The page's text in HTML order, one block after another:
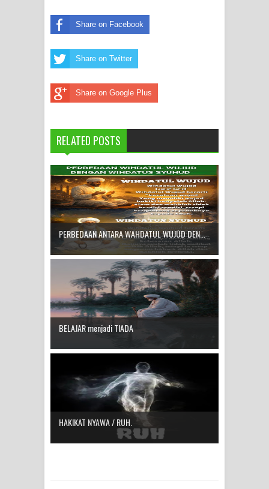
Share on Facebook
Share on Twitter
Share on Google Plus
RELATED POSTS
PERBEDAAN ANTARA WAHDATUL WUJŪD DEN...
BELAJAR menjadi TIADA
HAKIKAT NYAWA / RUH.